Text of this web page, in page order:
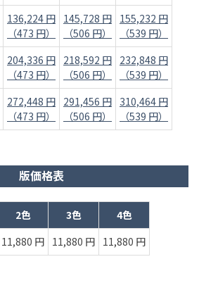
136,224 円
（473 円）
145,728 円
（506 円）
155,232 円
（539 円）
204,336 円
（473 円）
218,592 円
（506 円）
232,848 円
（539 円）
272,448 円
（473 円）
291,456 円
（506 円）
310,464 円
（539 円）
版価格表
2色 3色
4色
11,880 円 11,880 円 11,880 円